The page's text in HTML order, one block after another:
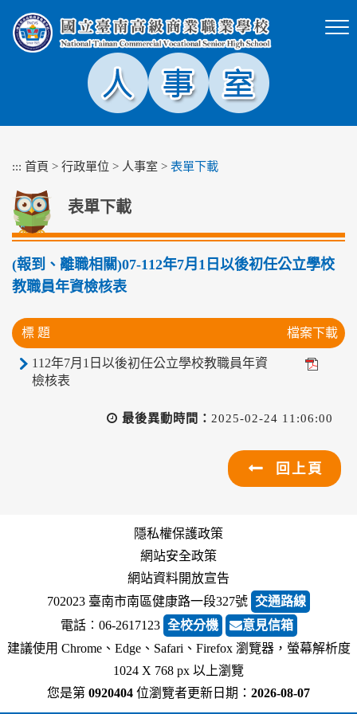
塊
::: 首頁 > 行政單位 > 人事室 > 表單下載
表單下載
(報到、離職相關)07-112年7月1日以後初任公立學校
教職員年資檢核表
標 題 檔案下載
112年7月1日以後初任公立學校教職員年資
檢核表
最後異動時間： 2025-02-24 11:06:00
回上頁
隱私權保護政策
網站安全政策
網站資料開放宣告
702023 臺南市南區健康路一段327號 交通路線
電話︰06-2617123 全校分機
意見信箱
建議使用 Chrome、Edge、Safari、Firefox 瀏覽器，螢幕解析度
1024 X 768 px 以上瀏覽
您是第 0920404 位瀏覽者更新日期： 2026-08-07